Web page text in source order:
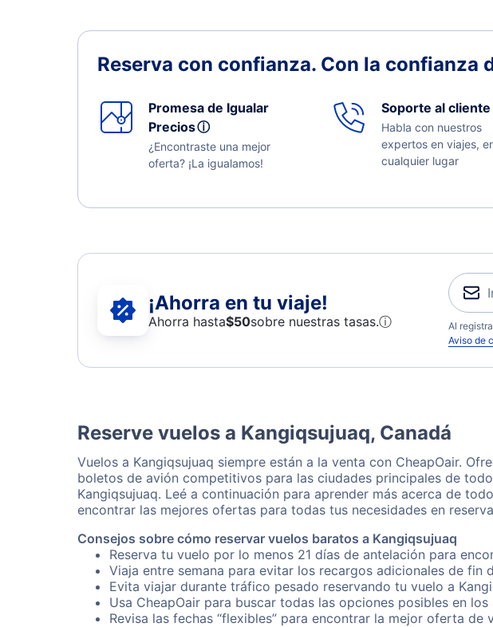
Reserva con confianza. Con la confianza
Promesa de Igualar
Preciosⓘ
¿Encontraste una mejor
oferta? ¡La igualamos!
Soporte al
Habla con nuestros
expertos en viajes,
cualquier lugar
¡Ahorra en tu viaje!
Ahorra hasta$50sobre nuestras tasas.ⓘ
Al
Aviso de
Reserve vuelos a Kangiqsujuaq, Canadá
Vuelos a Kangiqsujuaq siempre están a la venta con CheapOair.
boletos de avión competitivos para las ciudades principales de
Kangiqsujuaq. Leé a continuación para aprender más acerca de
encontrar las mejores ofertas para todas tus necesidades en
Consejos sobre cómo reservar vuelos baratos a Kangiqsujuaq
Reserva tu vuelo por lo menos 21 días de antelación para
Viaja entre semana para evitar los recargos adicionales de fin
Evita viajar durante tráfico pesado reservando tu vuelo a
Usa CheapOair para buscar todas las opciones posibles en
Revisa las fechas “flexibles” para encontrar la mejor oferta de